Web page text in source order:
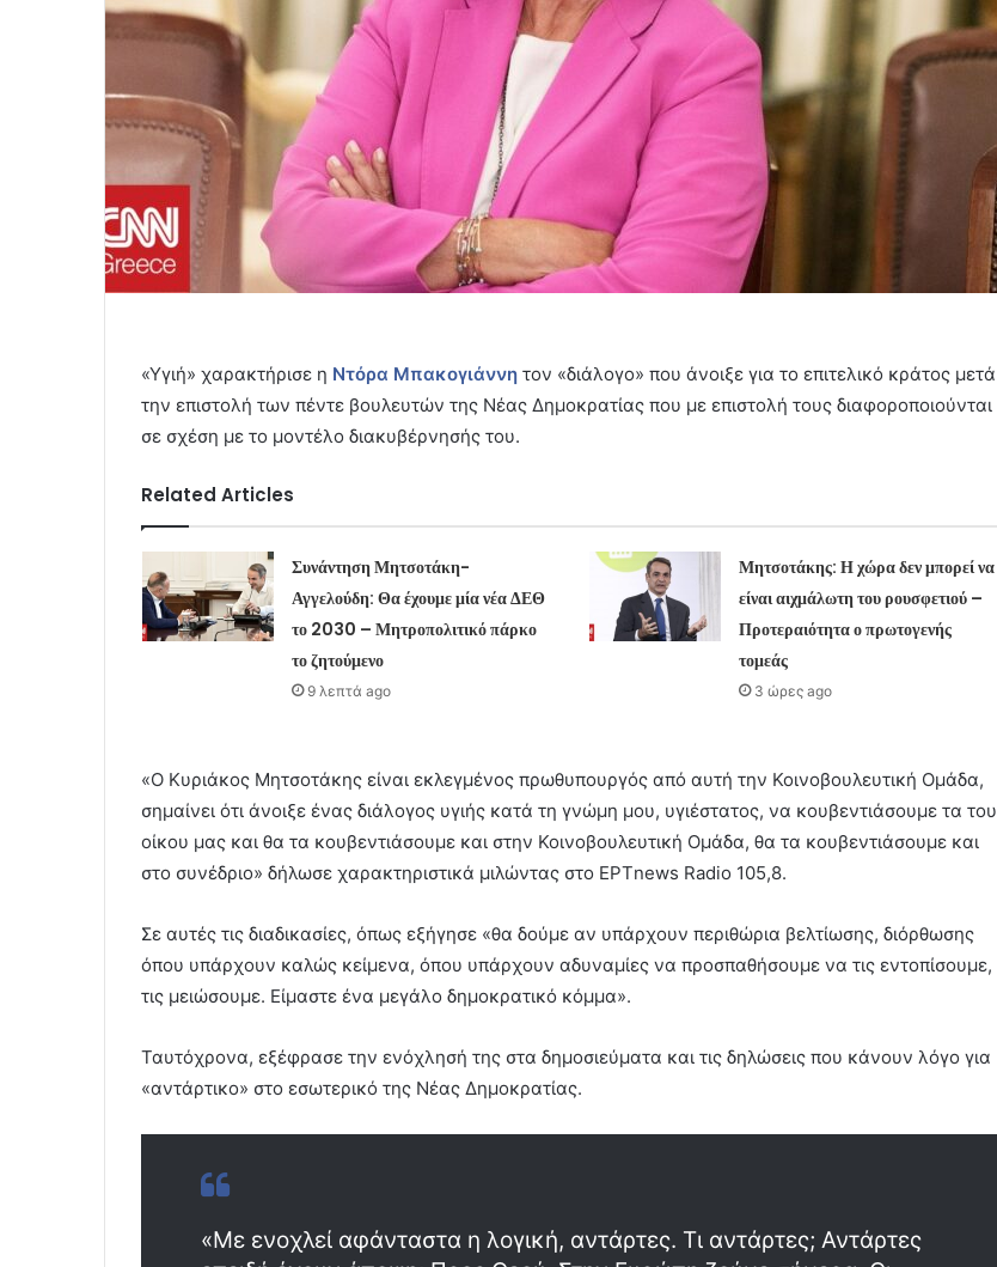
«Υγιή» χαρακτήρισε η Ντόρα Μπακογιάννη τον «διάλογο» που άνοιξε για το επιτελικό κράτος μετά
την επιστολή των πέντε βουλευτών της Νέας Δημοκρατίας που με επιστολή τους διαφοροποιούνται
σε σχέση με το μοντέλο διακυβέρνησής του.
Related Articles
Συνάντηση Μητσοτάκη-
Αγγελούδη: Θα έχουμε μία νέα ΔΕΘ
το 2030 – Μητροπολιτικό πάρκο
το ζητούμενο
9 λεπτά ago
Μητσοτάκης: Η χώρα δεν μπορεί να
είναι αιχμάλωτη του ρουσφετιού –
Προτεραιότητα ο πρωτογενής
τομεάς
3 ώρες ago
«Ο Κυριάκος Μητσοτάκης είναι εκλεγμένος πρωθυπουργός από αυτή την Κοινοβουλευτική Ομάδα,
σημαίνει ότι άνοιξε ένας διάλογος υγιής κατά τη γνώμη μου, υγιέστατος, να κουβεντιάσουμε τα του
οίκου μας και θα τα κουβεντιάσουμε και στην Κοινοβουλευτική Ομάδα, θα τα κουβεντιάσουμε και
στο συνέδριο» δήλωσε χαρακτηριστικά μιλώντας στο ΕΡΤnews Radio 105,8.
Σε αυτές τις διαδικασίες, όπως εξήγησε «θα δούμε αν υπάρχουν περιθώρια βελτίωσης, διόρθωσης
όπου υπάρχουν καλώς κείμενα, όπου υπάρχουν αδυναμίες να προσπαθήσουμε να τις εντοπίσουμε,
τις μειώσουμε. Είμαστε ένα μεγάλο δημοκρατικό κόμμα».
Ταυτόχρονα, εξέφρασε την ενόχλησή της στα δημοσιεύματα και τις δηλώσεις που κάνουν λόγο για
«αντάρτικο» στο εσωτερικό της Νέας Δημοκρατίας.
«Με ενοχλεί αφάνταστα η λογική, αντάρτες. Τι αντάρτες; Αντάρτες